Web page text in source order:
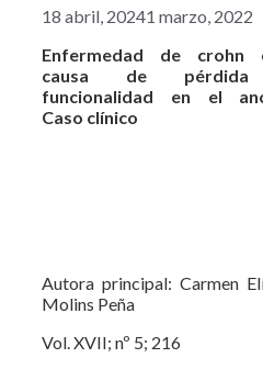
18 abril, 20241 marzo, 2022
Enfermedad de crohn
causa de
funcionalidad en el
Caso clínico
Autora principal: Carmen
Molins Peña
Vol. XVII; nº 5; 216